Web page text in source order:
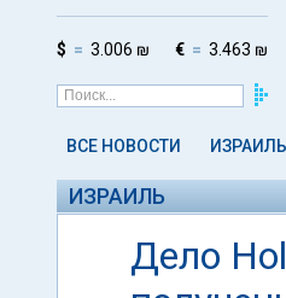
$ 3.006 ₪ € 3.463 ₪
ВСЕ НОВОСТИ ИЗРАИЛЬ
ИЗРАИЛЬ
Дело